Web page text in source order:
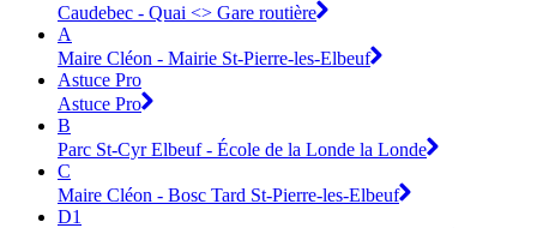
Caudebec - Quai <> Gare routière
A
Maire Cléon - Mairie St-Pierre-les-Elbeuf
Astuce Pro
Astuce Pro
B
Parc St-Cyr Elbeuf - École de la Londe la Londe
C
Maire Cléon - Bosc Tard St-Pierre-les-Elbeuf
D1